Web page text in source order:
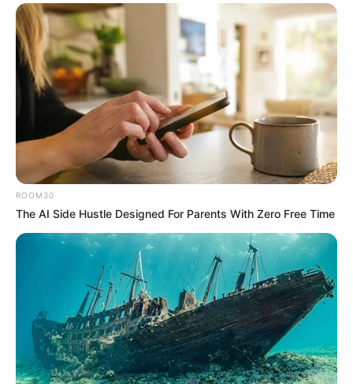
14 DUBALAA
15 SOUVENIR D’ECAJEUL
16 TXIRIMIRI
Arrivée PMU du QUINTÉ PRIX JACQUES
GELIOT
11 – 14 – 7 – 4 – 8
ROOM30
The AI Side Hustle Designed For Parents With Zero Free Time